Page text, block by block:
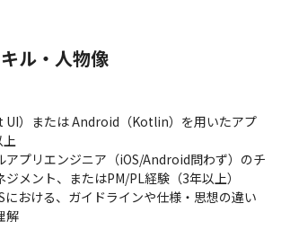
自動化による開発環境の改善
様や実装方針のズレが起きないための、設計
化
向けたCI/CD環境（Bitrise等）の改善や、開
負債の解消や、品質向上に向けた取り組み
ル・人物像
UI）または Android（Kotlin）を用いたアプ
上
アプリエンジニア（iOS/Android問わず）のチ
メント、またはPM/PL経験（3年以上）
における、ガイドラインや仕様・思想の違い
解